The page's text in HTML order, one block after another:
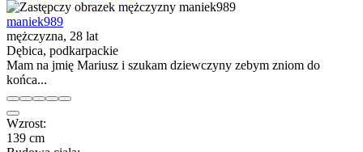
maniek989
mężczyzna, 28 lat
Dębica, podkarpackie
Mam na jmię Mariusz i szukam dziewczyny zebym zniom do
końca...
Wzrost:
139 cm